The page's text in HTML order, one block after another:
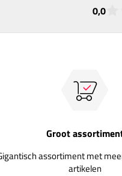
0,0
Groot
assortiment met
artikelen